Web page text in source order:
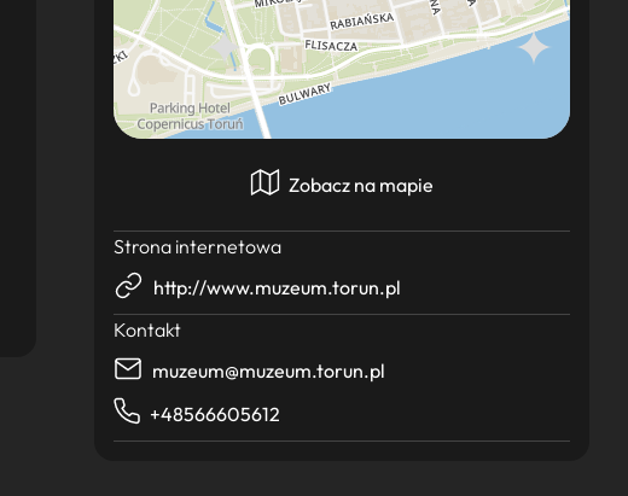
Zobacz na mapie
Strona internetowa
http://www.muzeum.torun.pl
Kontakt
muzeum@muzeum.torun.pl
+48566605612